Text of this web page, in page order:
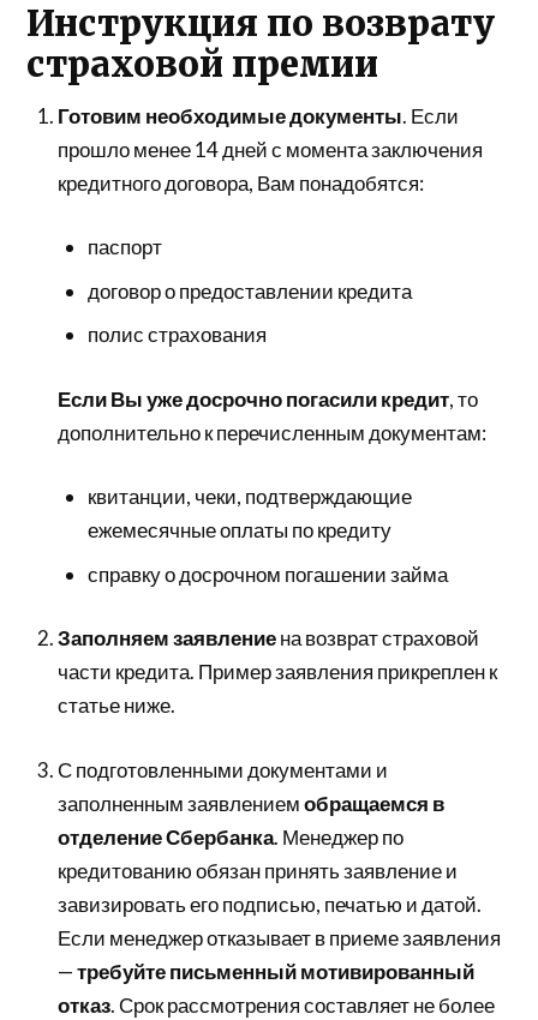
Инструкция по возврату
страховой премии
Готовим необходимые документы. Если
прошло менее 14 дней с момента заключения
кредитного договора, Вам понадобятся:
паспорт
договор о предоставлении кредита
полис страхования
Если Вы уже досрочно погасили кредит, то
дополнительно к перечисленным документам:
квитанции, чеки, подтверждающие
ежемесячные оплаты по кредиту
справку о досрочном погашении займа
Заполняем заявлениена возврат страховой
части кредита. Пример заявления прикреплен к
статье ниже.
С подготовленными документами и
заполненным заявлениемобращаемся в
отделение Сбербанка. Менеджер по
кредитованию обязан принять заявление и
завизировать его подписью, печатью и датой.
Если менеджер отказывает в приеме заявления
—требуйте письменный мотивированный
отказ. Срок рассмотрения составляет не более